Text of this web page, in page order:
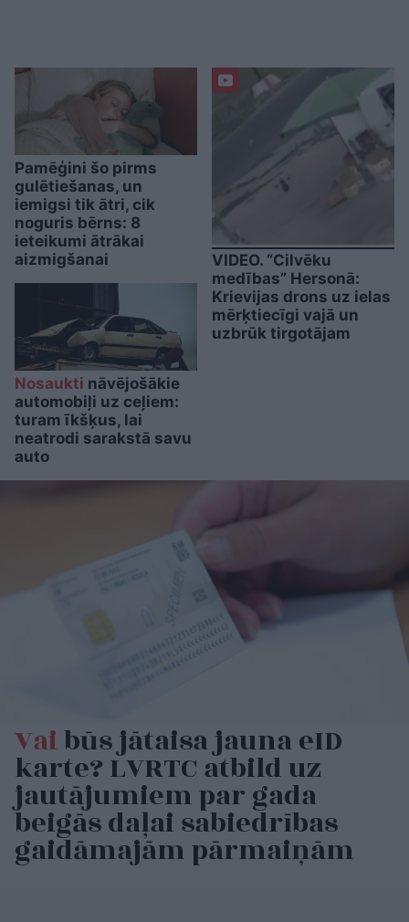
Pamēģini šo pirms
gulētiešanas, un
iemigsi tik ātri, cik
noguris bērns: 8
ieteikumi ātrākai
aizmigšanai
Nosaukti nāvējošākie
automobiļi uz ceļiem:
turam īkšķus, lai
neatrodi sarakstā savu
auto
VIDEO. “Cilvēku
medības” Hersonā:
Krievijas drons uz ielas
mērķtiecīgi vajā un
uzbrūk tirgotājam
Vaibūs jātaisa jauna eID
karte? LVRTC atbild uz
jautājumiem par gada
beigās daļai sabiedrības
gaidāmajām pārmaiņām